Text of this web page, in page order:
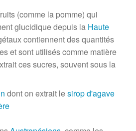
(comme la pomme) qui
glucidique depuis la Haute
contiennent des quantités
et sont utilisés comme matière
ces sucres, souvent sous la
dont on extrait lesirop d'agave